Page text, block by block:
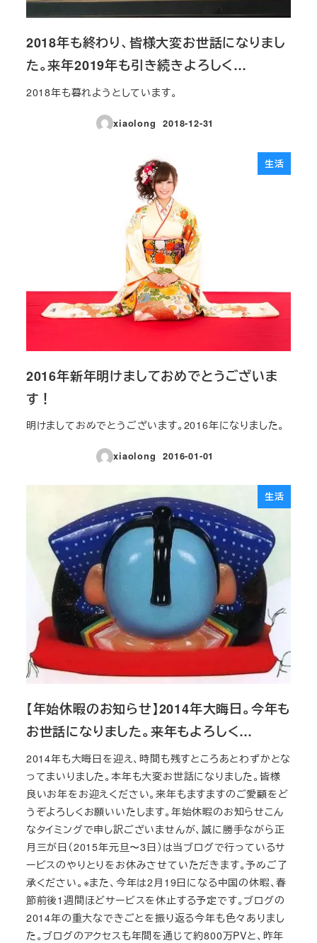
2018年も終わり、皆様大変お世話になりまし
た。来年2019年も引き続きよろしく…
2018年も暮れようとしています。
xiaolong
投稿日
2018-12-31
生活
2016年新年明けましておめでとうございま
す！
明けましておめでとうございます。2016年になりました。
xiaolong
投稿日
2016-01-01
生活
【年始休暇のお知らせ】2014年大晦日。今年も
お世話になりました。来年もよろしく…
2014年も大晦日を迎え、時間も残すところあとわずかとな
ってまいりました。本年も大変お世話になりました。皆様
良いお年をお迎えください。来年もますますのご愛顧をど
うぞよろしくお願いいたします。年始休暇のお知らせこん
なタイミングで申し訳ございませんが、誠に勝手ながら正
月三が日（2015年元旦〜3日）は当ブログで行っているサ
ービスのやりとりをお休みさせていただきます。予めご了
承ください。※また、今年は2月19日になる中国の休暇、春
節前後1週間ほどサービスを休止する予定です。ブログの
2014年の重大なできごとを振り返る今年も色々ありまし
た。ブログのアクセスも年間を通じて約800万PVと、昨年